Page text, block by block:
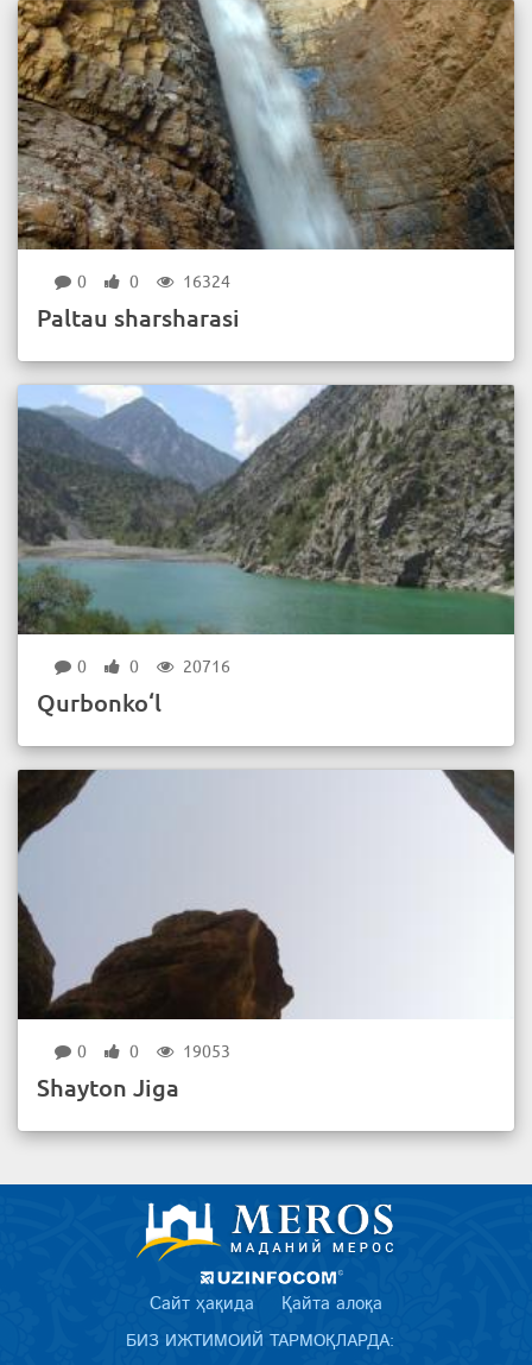
0 0 16324
Paltau sharsharasi
0 0 20716
Qurbonko‘l
0 0 19053
Shayton Jiga
Сайт ҳақида Қайта алоқа
БИЗ ИЖТИМОИЙ ТАРМОҚЛАРДА: